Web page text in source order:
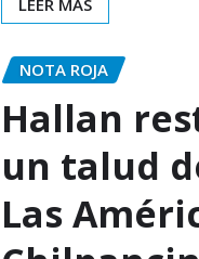
LEER MÁS
NOTA ROJA
Hallan
un talud
Las